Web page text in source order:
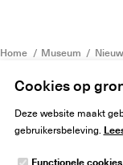
Cookies op
Deze website maakt
gebruikersbeleving.
Functionele cookies
Home Museum